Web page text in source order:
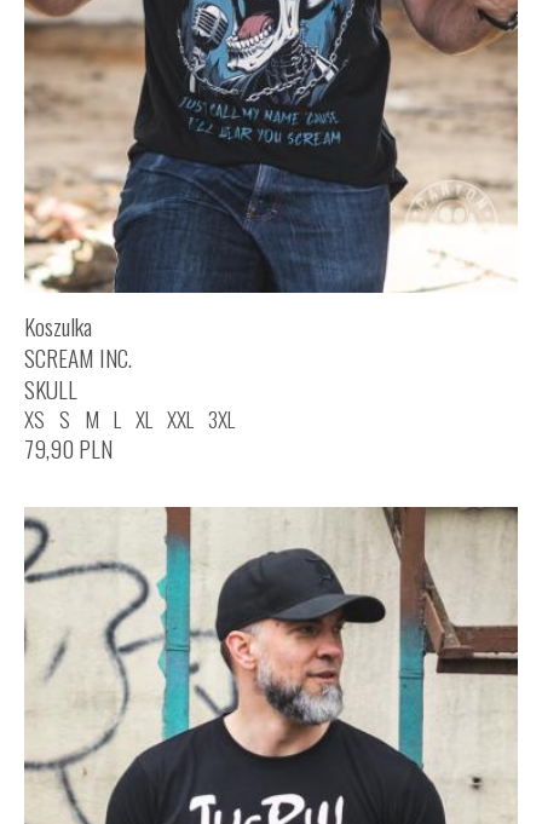
Koszulka
SCREAM INC.
SKULL
XS S M L XL XXL 3XL
79,90 PLN